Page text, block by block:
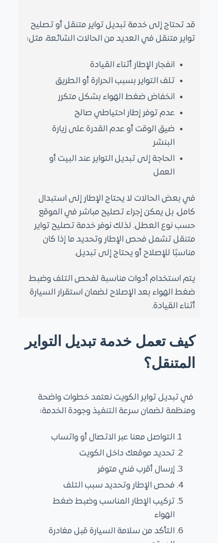
قد تحتاج إلى خدمة تبديل تواير متنقل أو تصليح
تواير متنقلفي العديد من الحالات الشائعة، مثل:
انفجار الإطار أثناء القيادة
تلف التواير بسبب الحرارة أو الطريق
انخفاض ضغط الهواء بشكل متكرر
عدم توفر إطار احتياطي صالح
ضيق الوقت أو عدم القدرة على زيارة
البنشر
الحاجة إلى تبديل التواير عند البيت أو
العمل
في بعض الحالات لا يحتاج الإطار إلى استبدال
كامل، بل يمكن إجراء تصليح مباشر في الموقع
حسب نوع العطل. لذلك نوفر خدمة تصليح تواير
متنقل تشمل فحص الإطار وتحديد ما إذا كان
مناسبًا للإصلاح أو يحتاج إلى تبديل.
يتم استخدام أدوات مناسبة لفحص التلف وضبط
ضغط الهواء بعد الإصلاح لضمان استقرار السيارة
أثناء القيادة.
كيف تعمل خدمة تبديل التواير
المتنقل؟
في تبديل تواير الكويت نعتمد خطوات واضحة
ومنظمة لضمان سرعة التنفيذ وجودة الخدمة:
التواصل معنا عبر الاتصال أو واتساب
تحديد موقعك داخل الكويت
إرسال أقرب فني متوفر
فحص الإطار وتحديد سبب التلف
تركيب الإطار المناسب وضبط ضغط
الهواء
التأكد من سلامة السيارة قبل مغادرة